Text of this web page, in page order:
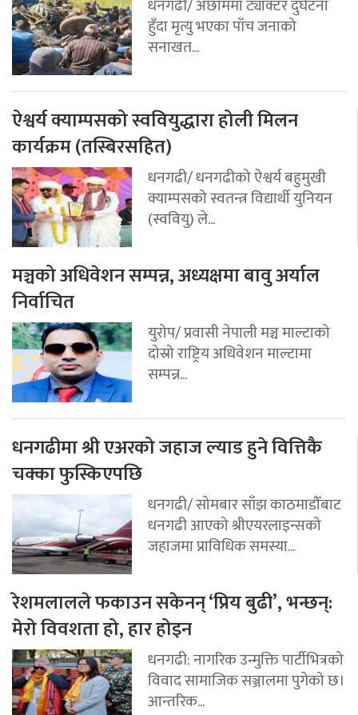
धनगढी/ अछाममा ट्याक्टर दुर्घटना
हुँदा मृत्यु भएका पाँच जनाको
सनाखत...
ऐश्वर्य क्याम्पसको स्ववियुद्धारा होली मिलन
कार्यक्रम (तस्बिरसहित)
धनगढी/ धनगढीको ऐश्वर्य बहुमुखी
क्याम्पसको स्वतन्त्र विद्यार्थी युनियन
(स्ववियु) ले...
मञ्चको अधिवेशन सम्पन्न, अध्यक्षमा बावु अर्याल
निर्वाचित
युरोप/ प्रवासी नेपाली मञ्च माल्टाको
दोस्रो राष्ट्रिय अधिवेशन माल्टामा
सम्पन्न...
धनगढीमा श्री एअरको जहाज ल्याड हुने वित्तिकै
चक्का फुस्किएपछि
धनगढी/ सोमबार साँझ काठमाडौँबाट
धनगढी आएको श्रीएयरलाइन्सको
जहाजमा प्राविधिक समस्या...
रेशमलालले फकाउन सकेनन् ‘प्रिय बुढी’, भन्छन्:
मेरो विवशता हो, हार होइन
धनगढी: नागरिक उन्मुक्ति पार्टीभित्रको
विवाद सामाजिक सञ्जालमा पुगेको छ।
आन्तरिक...